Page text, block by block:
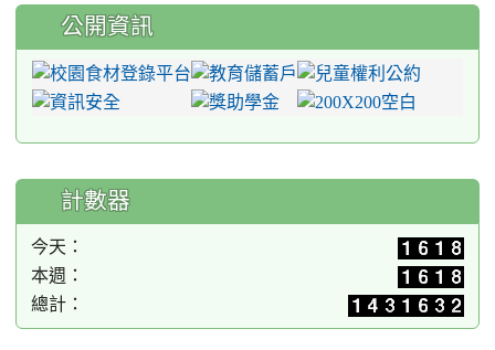
公開資訊
計數器
今天：
本週：
總計：